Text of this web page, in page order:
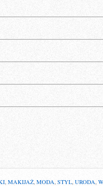
MAKIJAŻ, MODA STYL, URODA